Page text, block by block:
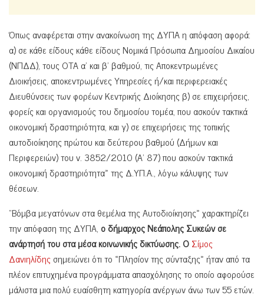
Όπως αναφέρεται στην ανακοίνωση της ΔΥΠΑ η απόφαση αφορά:
α) σε κάθε είδους κάθε είδους Νομικά Πρόσωπα Δημοσίου Δικαίου
(ΝΠΔΔ), τους ΟΤΑ α’ και β’ βαθμού, τις Αποκεντρωμένες
Διοικήσεις, αποκεντρωμένες Υπηρεσίες ή/και περιφερειακές
Διευθύνσεις των φορέων Κεντρικής Διοίκησης β) σε επιχειρήσεις,
φορείς και οργανισμούς του δημοσίου τομέα, που ασκούν τακτικά
οικονομική δραστηριότητα, και γ) σε επιχειρήσεις της τοπικής
αυτοδιοίκησης πρώτου και δεύτερου βαθμού (Δήμων και
Περιφερειών) του ν. 3852/2010 (Α’ 87) που ασκούν τακτικά
οικονομική δραστηριότητα» της Δ.ΥΠ.Α., λόγω κάλυψης των
θέσεων.
“Βόμβα μεγατόνων στα θεμέλια της Αυτοδιοίκησης» χαρακτηρίζει
την απόφαση της ΔΥΠΑ, ο δήμαρχος Νεάπολης Συκεών σε
ανάρτησή του στα μέσα κοινωνικής δικτύωσης. ΟΣίμος
Δανιηλίδηςσημειώνει ότι το «Πλησίον της σύνταξης» ήταν από τα
πλέον επιτυχημένα προγράμματα απασχόλησης το οποίο αφορούσε
μάλιστα μια πολύ ευαίσθητη κατηγορία ανέργων άνω των 55 ετών.